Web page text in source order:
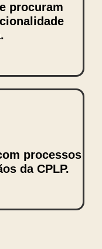
procuram
processos
da CPLP.